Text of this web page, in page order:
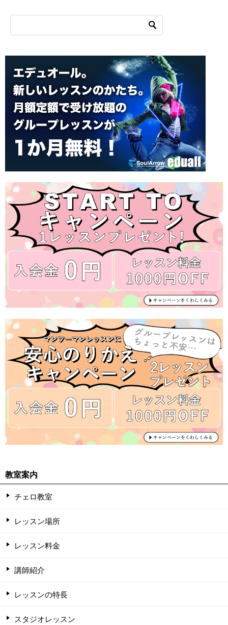
教室案内
チェロ教室
レッスン場所
レッスン料金
講師紹介
レッスンの特長
スタジオレッスン